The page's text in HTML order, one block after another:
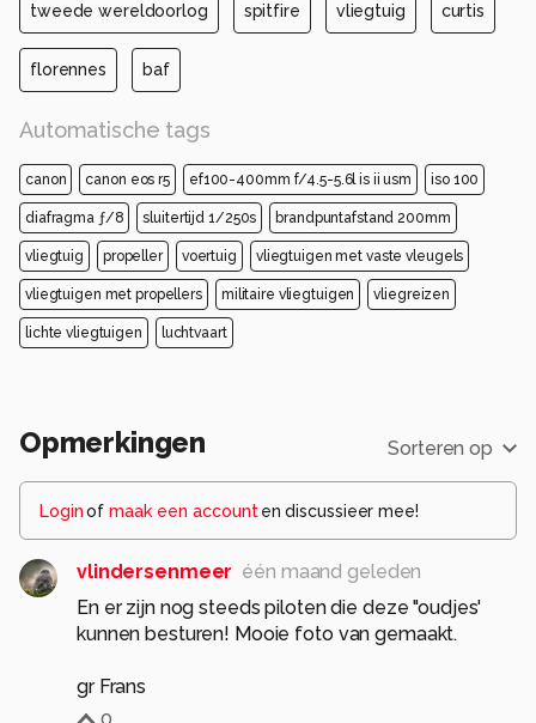
tweede wereldoorlog spitfire vliegtuig curtis
florennes baf
Automatische tags
canon canon eos r5 ef100-400mm f/4.5-5.6l is ii usm iso 100
diafragma ƒ/8 sluitertijd 1/250s brandpuntafstand 200mm
vliegtuig propeller voertuig vliegtuigen met vaste vleugels
vliegtuigen met propellers militaire vliegtuigen vliegreizen
lichte vliegtuigen luchtvaart
Opmerkingen Sorteren op
Loginof maak een account en discussieer mee!
vlindersenmeer één maand geleden
En er zijn nog steeds piloten die deze "oudjes'
kunnen besturen! Mooie foto van gemaakt.
gr Frans